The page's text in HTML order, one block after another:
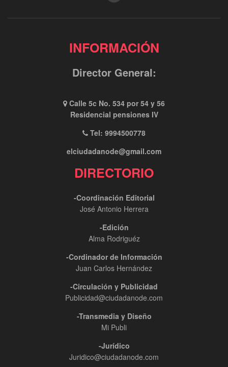
INFORMACIÓN
Director General:
Calle 5c No. 534 por 54 y 56
Residencial pensiones IV
Tel: 9994500778
elciudadanode@gmail.com
DIRECTORIO
-Coordinación Editorial
José Antonio Herrera
-Edición
Alma Rodriguéz
-Cordinador de Información
Juan Carlos Hernández
-Circulación y Publicidad
Publicidad@ciudadanode.com
-Transmedia y Diseño
Mi Publi
-Jurídico
Juridico@ciudadanode.com